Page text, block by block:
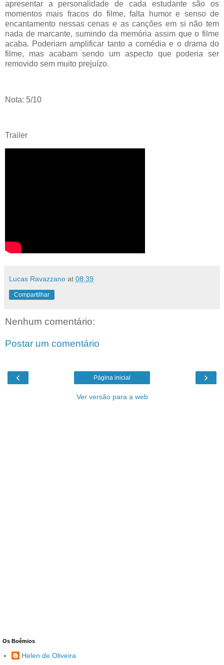
apresentar a personalidade de cada estudante são os
momentos mais fracos do filme, falta humor e senso de
encantamento nessas cenas e as canções em si não tem
nada de marcante, sumindo da memória assim que o filme
acaba. Poderiam amplificar tanto a comédia e o drama do
filme, mas acabam sendo um aspecto que poderia ser
removido sem muito prejuízo.
Nota: 5/10
Trailer
Lucas Ravazzano at 08:39
Compartilhar
Nenhum comentário:
Postar um comentário
‹ ›
Página inicial
Ver versão para a web
Os Boêmios
Helen de Oliveira